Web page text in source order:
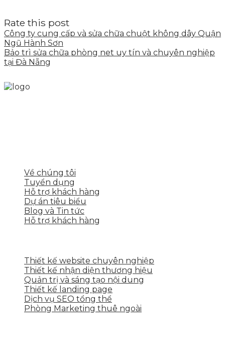
Rate this post
Công ty cung cấp và sửa chữa chuột không dây Quận
Ngũ Hành Sơn
Bảo trì sửa chữa phòng net uy tín và chuyên nghiệp
tại Đà Nẵng
Về chúng tôi
Tuyển dụng
Hỗ trợ khách hàng
Dự án tiêu biểu
Blog và Tin tức
Hỗ trợ khách hàng
Thiết kế website chuyên nghiệp
Thiết kế nhận diện thương hiệu
Quản trị và sáng tạo nội dung
Thiết kế landing page
Dịch vụ SEO tổng thể
Phòng Marketing thuê ngoài